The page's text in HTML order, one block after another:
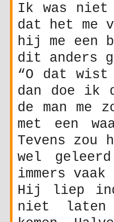
Ik was niet
dat het me
hij me een
dit anders
“O dat
dan doe ik
de man me
met een
Tevens
wel
immers vaak
Hij liep
niet laten